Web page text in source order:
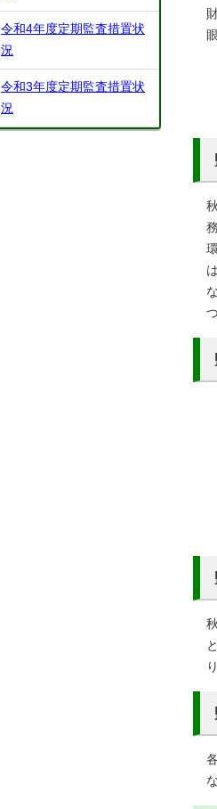
令和4年度定期監査措置状
況
令和3年度定期監査措置状
況